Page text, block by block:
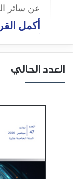
عن سائر
أكمل
العدد الحالي